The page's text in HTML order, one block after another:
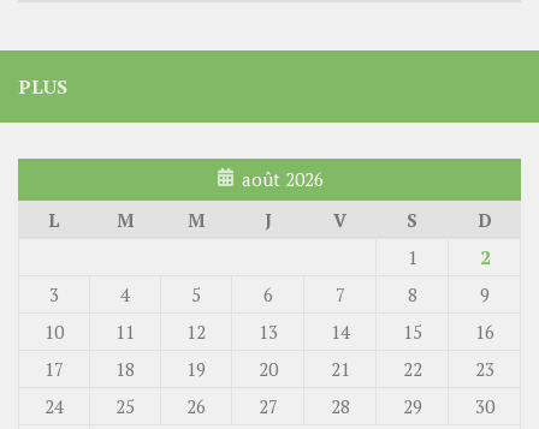
PLUS
août 2026
L
M M J V S
D
1
2
3
4 5 6 7 8
9
10
11 12 13 14 15
16
17
18 19 20 21 22
23
24
25 26 27 28 29
30